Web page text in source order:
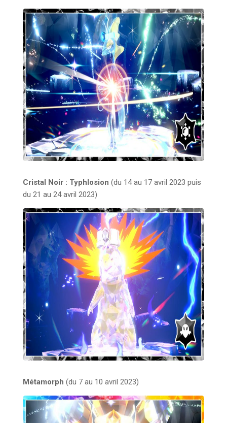
Cristal Noir : Typhlosion (du 14 au 17 avril 2023 puis
du 21 au 24 avril 2023)
Métamorph (du 7 au 10 avril 2023)